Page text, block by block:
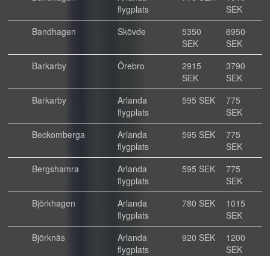
flygplats
SEK
Bandhagen
Skövde
5350
SEK
6950
SEK
Barkarby
Örebro
2915
SEK
3790
SEK
Barkarby
Arlanda
flygplats
595 SEK
775
SEK
Beckomberga
Arlanda
flygplats
595 SEK
775
SEK
Bergshamra
Arlanda
flygplats
595 SEK
775
SEK
Björkhagen
Arlanda
flygplats
780 SEK
1015
SEK
Björknäs
Arlanda
flygplats
920 SEK
1200
SEK